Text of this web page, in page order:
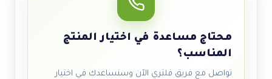
محتاج مساعدة في اختيار المنتج
المناسب؟
تواصل مع فريق فلتري الآن وسنساعدك في اختيار